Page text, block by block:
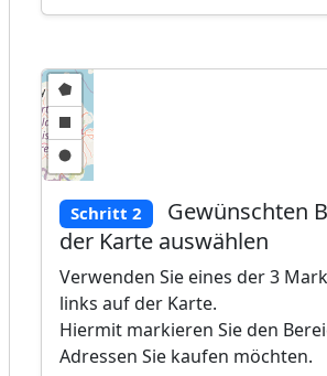
Schritt 2
Gewünschten
der Karte auswählen
Verwenden Sie eines der 3
links auf der Karte.
Hiermit markieren Sie den
Adressen Sie kaufen möchten.